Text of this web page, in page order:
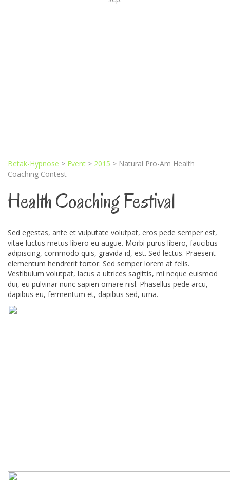
Betak-Hypnose > Event > 2015 > Natural Pro-Am Health
Coaching Contest
Health Coaching Festival
Sed egestas, ante et vulputate volutpat, eros pede semper est,
vitae luctus metus libero eu augue. Morbi purus libero, faucibus
adipiscing, commodo quis, gravida id, est. Sed lectus. Praesent
elementum hendrerit tortor. Sed semper lorem at felis.
Vestibulum volutpat, lacus a ultrices sagittis, mi neque euismod
dui, eu pulvinar nunc sapien ornare nisl. Phasellus pede arcu,
dapibus eu, fermentum et, dapibus sed, urna.